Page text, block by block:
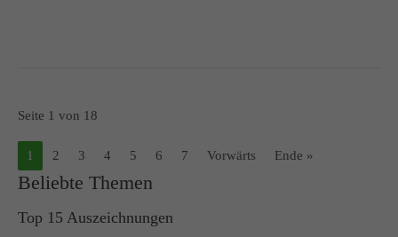
Seite 1 von 18
1 2 3 4 5 6 7 Vorwärts Ende »
Beliebte Themen
Top 15 Auszeichnungen